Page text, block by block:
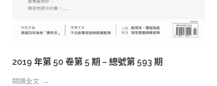
2019 年第 50 卷第 5 期 – 總號第 593 期
閱讀全文